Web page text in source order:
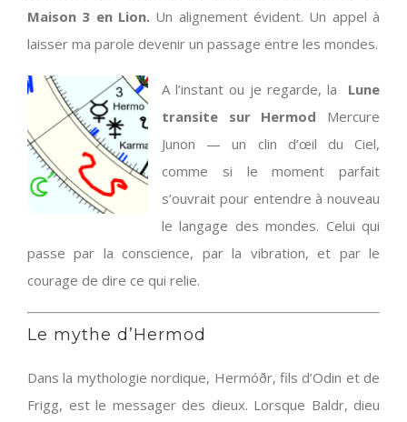
Maison 3 en Lion. Un alignement évident. Un appel à
laisser ma parole devenir un passage entre les mondes.
A l’instant ou je regarde, la Lune
transite sur Hermod Mercure
Junon — un clin d’œil du Ciel,
comme si le moment parfait
s’ouvrait pour entendre à nouveau
le langage des mondes. Celui qui
passe par la conscience, par la vibration, et par le
courage de dire ce qui relie.
Le mythe d’Hermod
Dans la mythologie nordique, Hermóðr, fils d’Odin et de
Frigg, est le messager des dieux. Lorsque Baldr, dieu